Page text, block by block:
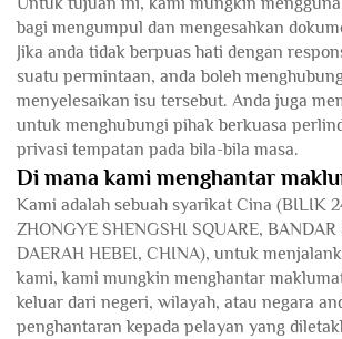
bagi mengumpul dan mengesahkan
Jika anda tidak berpuas hati dengan
suatu permintaan, anda boleh
menyelesaikan isu tersebut. Anda juga
untuk menghubungi pihak berkuasa
privasi tempatan pada bila-bila masa.
Di mana kami menghantar
Kami adalah sebuah syarikat Cina (BILIK
ZHONGYE SHENGSHI SQUARE,
DAERAH HEBEI, CHINA), untuk
kami, kami mungkin menghantar
keluar dari negeri, wilayah, atau negara
penghantaran kepada pelayan yang